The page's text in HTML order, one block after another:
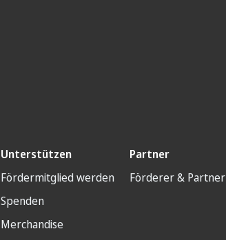
Unterstützen
Fördermitglied werden
Spenden
Merchandise
Partner
Förderer & Partner